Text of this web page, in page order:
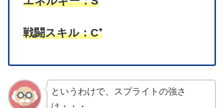
戦闘スキル：C⁺
というわけで、スプライトの強さ